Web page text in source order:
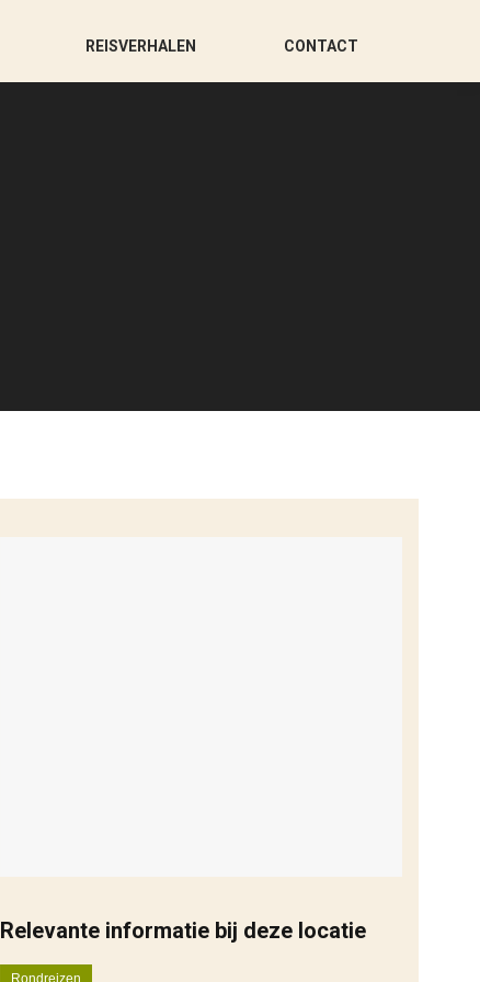
REISVERHALEN CONTACT
Relevante informatie bij deze locatie
Rondreizen